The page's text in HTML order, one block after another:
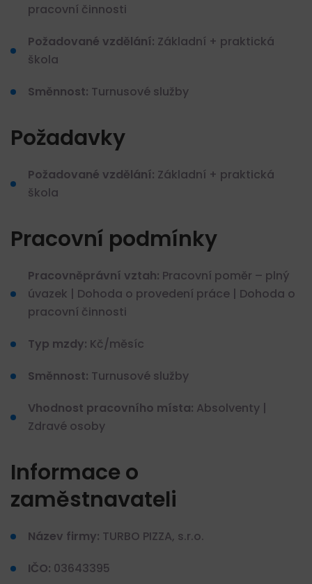
pracovní činnosti
Požadované vzdělání: Základní + praktická
škola
Směnnost: Turnusové služby
Požadavky
Požadované vzdělání: Základní + praktická
škola
Pracovní podmínky
Pracovněprávní vztah: Pracovní poměr – plný
úvazek | Dohoda o provedení práce | Dohoda o
pracovní činnosti
Typ mzdy: Kč/měsíc
Směnnost: Turnusové služby
Vhodnost pracovního místa: Absolventy |
Zdravé osoby
Informace o
zaměstnavateli
Název firmy: TURBO PIZZA, s.r.o.
IČO: 03643395